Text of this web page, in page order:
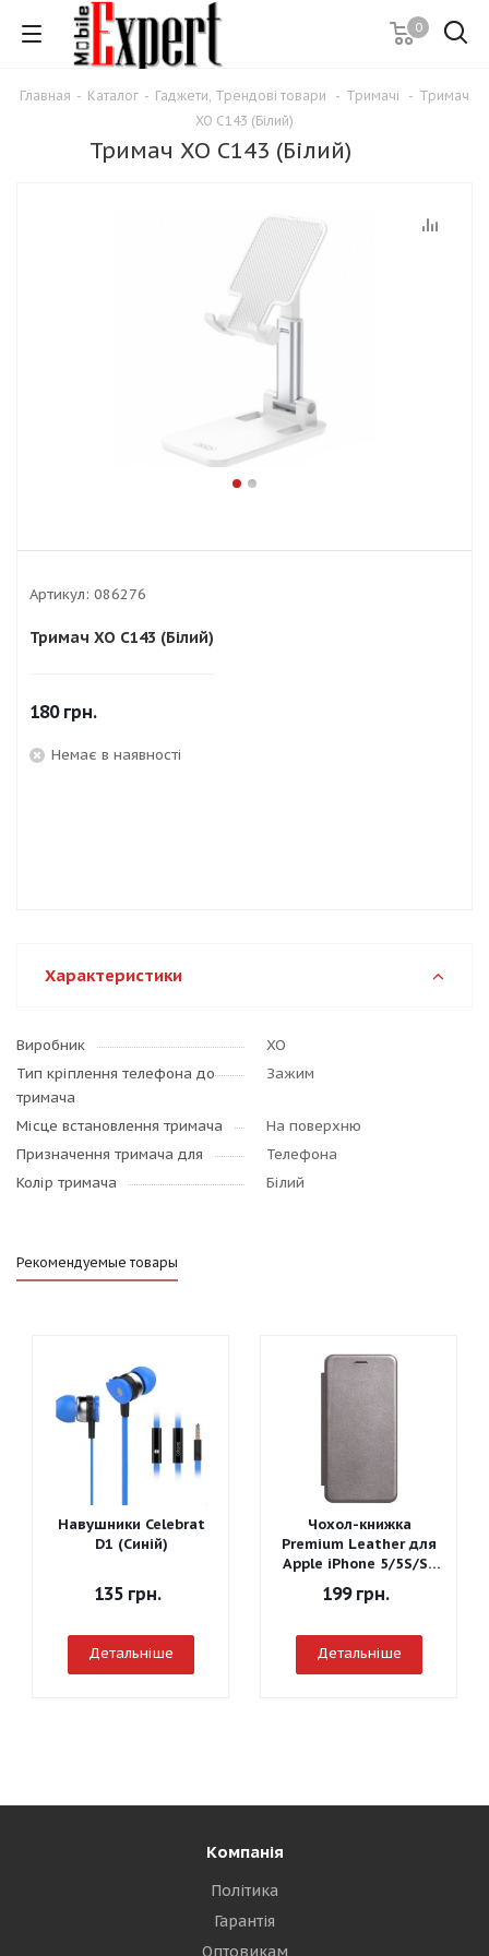
0
Главная - Каталог - Гаджети, Трендові товари - Тримачі - Тримач
XO C143 (Білий)
Тримач XO C143 (Білий)
Артикул: 086276
Тримач XO C143 (Білий)
180грн.
Немає в наявності
Характеристики
Виробник
XO
Тип кріплення телефона до
тримача
Зажим
Місце встановлення тримача
На поверхню
Призначення тримача для
Телефона
Колір тримача
Білий
Рекомендуемые товары
Навушники Celebrat
D1 (Синій)
135грн.
Детальніше
Чохол-книжка
Premium Leather для
Apple iPhone 5/5S/SE
(Сірий)
199грн.
Детальніше
Компанія
Політика
Гарантія
Оптовикам